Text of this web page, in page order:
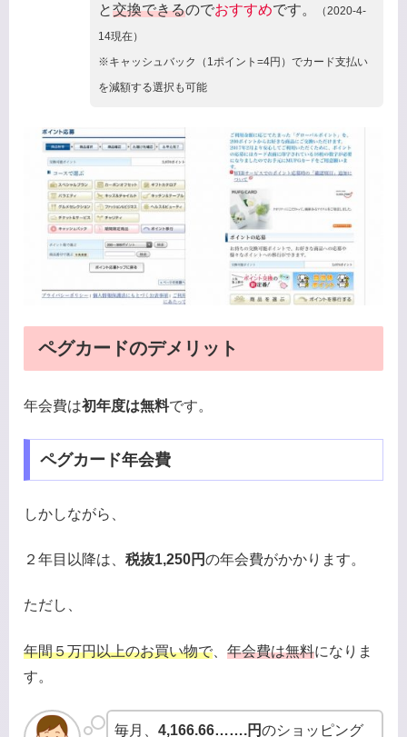
と交換できるのでおすすめです。
（2020-4-
14現在）
※キャッシュバック（1ポイント=4円）でカード支払い
を減額する選択も可能
ペグカードのデメリット
年会費は初年度は無料です。
ペグカード年会費
しかしながら、
２年目以降は、 税抜1,250円の年会費がかかります。
ただし、
年間５万円以上のお買い物で 年会費は無料になりま
す。
毎月、4,166.66…….円のショッピング